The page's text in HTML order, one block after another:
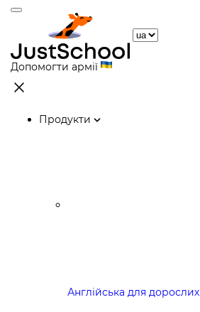
Допомогти армії
Продукти
Англійська для дорослих